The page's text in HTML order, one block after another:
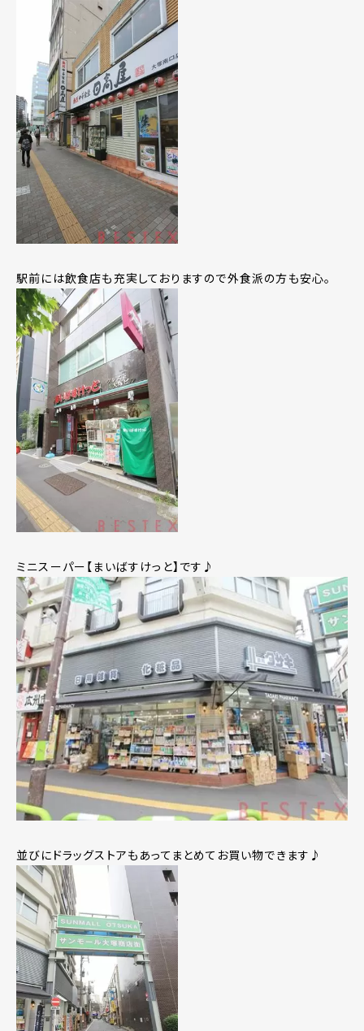
駅前には飲食店も充実しておりますので外食派の方も安心。
ミニスーパー【まいばすけっと】です♪
並びにドラッグストアもあってまとめてお買い物できます♪